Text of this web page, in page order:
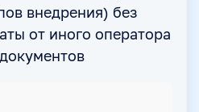
внедрения) без
от иного оператора